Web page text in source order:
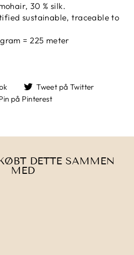
30 % silk.
sustainable, traceable to
gram = 225 meter
Del
på
Tweet på Twitter
på Pinterest
DETTE SAMMEN
MED